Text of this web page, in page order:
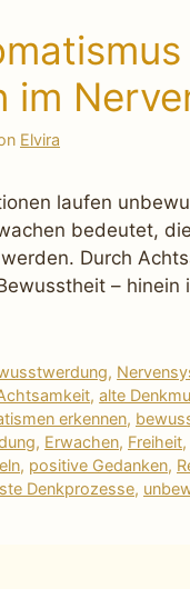
im
Elvira
laufen
bedeutet,
Durch
–
,
,alte
erkennen,
, Erwachen, Freiheit,
, positive Gedanken,
Denkprozesse,